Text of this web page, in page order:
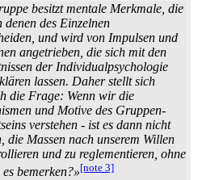
besitzt mentale Merkmale, die
denen des Einzelnen
und wird von Impulsen und
angetrieben, die sich mit den
der Individual­psychologie
lassen. Daher stellt sich
die Frage: Wenn wir die
und Motive des Gruppen­
verstehen - ist es dann nicht
die Massen nach unserem Willen
und zu reglementieren, ohne
es bemerken?»[note 3]